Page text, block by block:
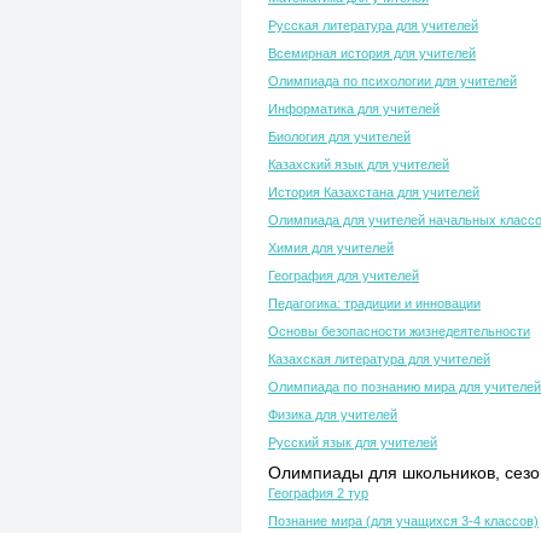
Русская литература для учителей
Всемирная история для учителей
Олимпиада по психологии для учителей
Информатика для учителей
Биология для учителей
Казахский язык для учителей
История Казахстана для учителей
Олимпиада для учителей начальных
Химия для учителей
География для учителей
Педагогика: традиции и инновации
Основы безопасности жизнедеятельности
Казахская литература для учителей
Олимпиада по познанию мира для учителей
Физика для учителей
Русский язык для учителей
Олимпиады для школьников,
География 2 тур
Познание мира (для учащихся 3-4 классов)